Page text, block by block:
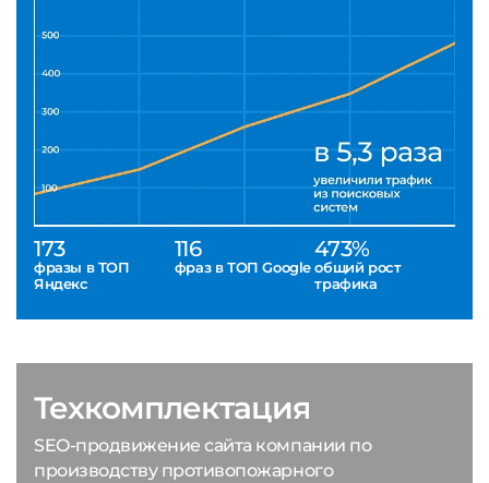
173
фразы в ТОП
Яндекс
116
фраз в ТОП Google
473%
общий рост
трафика
Техкомплектация
SEO-продвижение сайта компании по
производству противопожарного